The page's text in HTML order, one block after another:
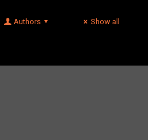
Authors Show all